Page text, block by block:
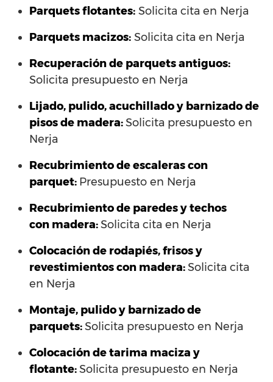
Parquets flotantes: Solicita cita en Nerja
Parquets macizos: Solicita cita en Nerja
Recuperación de parquets antiguos:
Solicita presupuesto en Nerja
Lijado, pulido, acuchillado y barnizado de
pisos de madera:Solicita presupuesto en
Nerja
Recubrimiento de escaleras con
parquet: Presupuesto en Nerja
Recubrimiento de paredes y techos
con madera:Solicita cita en Nerja
Colocación de rodapiés, frisos y
revestimientos con madera:Solicita cita
en Nerja
Montaje, pulido y barnizado de
parquets:Solicita presupuesto en Nerja
Colocación de tarima maciza y
flotante:Solicita presupuesto en Nerja